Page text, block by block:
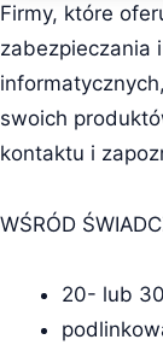
Firmy, które
zabezpieczania
swoich
kontaktu i
WŚRÓD
20- lub